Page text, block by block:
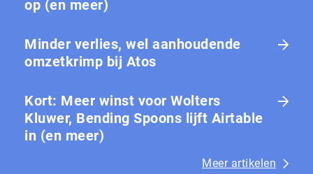
op (en meer)
Minder verlies, wel aanhoudende
omzetkrimp bij Atos
Kort: Meer winst voor Wolters
Kluwer, Bending Spoons lijft Airtable
in (en meer)
Meer artikelen